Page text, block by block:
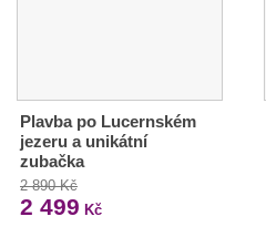
Plavba po Lucernském
jezeru a unikátní
zubačka
2 890 Kč
2 499 Kč